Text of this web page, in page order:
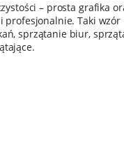
– prosta grafika
profesjonalnie. Taki wzór
sprzątanie biur,